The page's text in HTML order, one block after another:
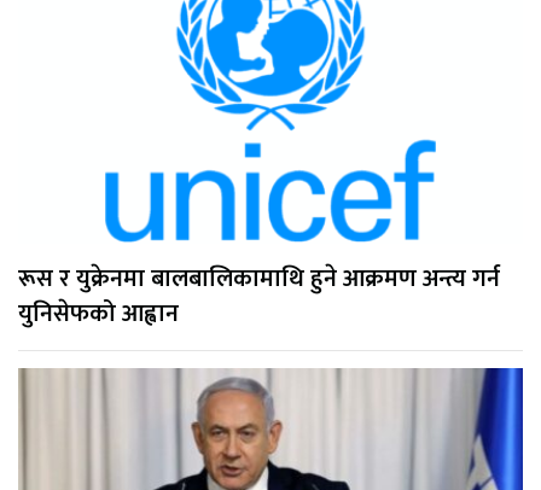
रूस र युक्रेनमा बालबालिकामाथि हुने आक्रमण अन्त्य गर्न
युनिसेफको आह्वान